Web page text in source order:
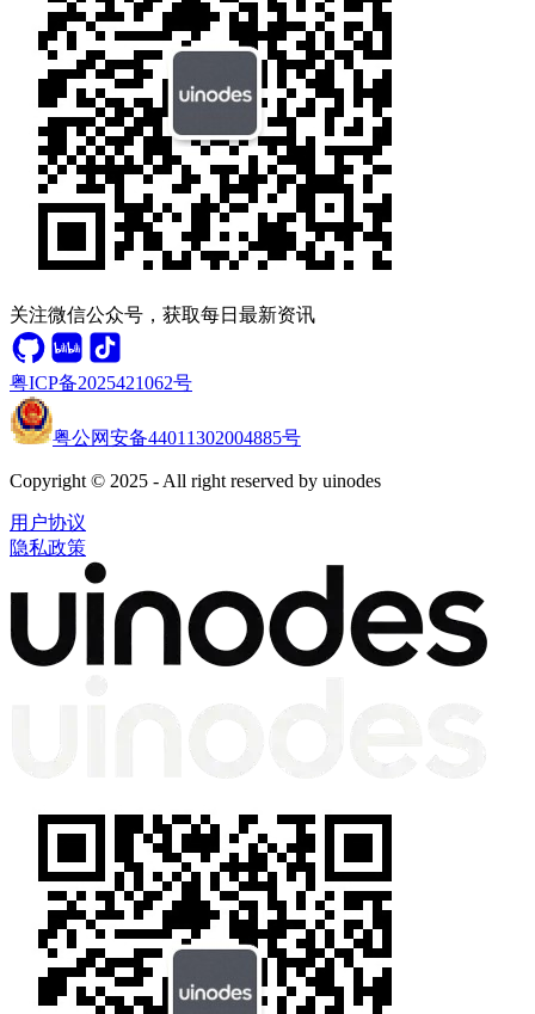
关注微信公众号，获取每日最新资讯
粤ICP备2025421062号
粤公网安备44011302004885号
Copyright © 2025 - All right reserved by uinodes
用户协议
隐私政策